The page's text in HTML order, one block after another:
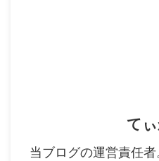
て
当ブログの運営責任